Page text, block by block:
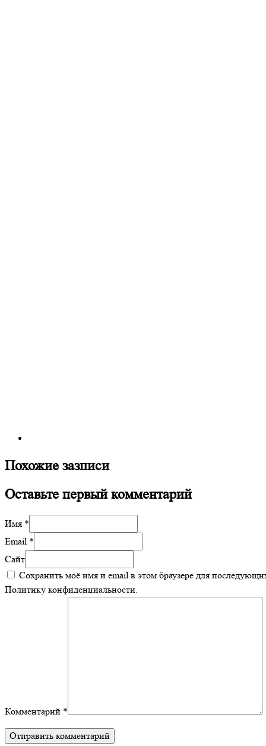
Похожие зазписи
Оставьте первый комментарий
Имя *
Email *
Сайт
Сохранить моё имя и email в этом браузере для
Политику конфиденциальности.
Комментарий *